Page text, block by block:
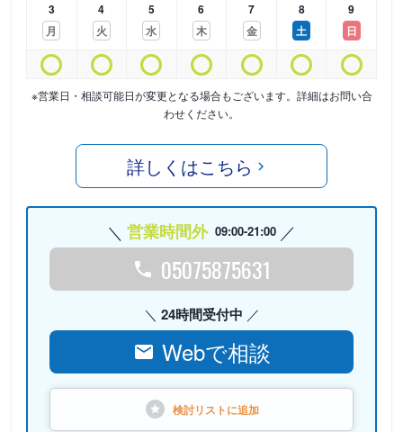
3
月
4
火
5
水
6
木
7
金
8
土
9
日
※営業日・相談可能日が変更となる場合もございます。詳細はお問い合
わせください。
詳しくはこちら
営業時間外 09:00-21:00
05075875631
24時間受付中
Webで相談
検討リストに追加